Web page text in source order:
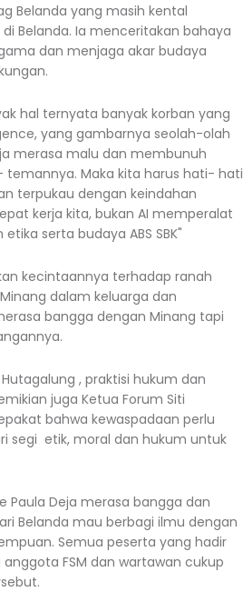
Belanda yang masih kental
Belanda. Ia menceritakan bahaya
dan menjaga akar budaya
hal ternyata banyak korban yang
yang gambarnya seolah-olah
merasa malu dan membunuh
Maka kita harus hati- hati
terpukau dengan keindahan
kerja kita, bukan AI memperalat
serta budaya ABS SBK"
kecintaannya terhadap ranah
dalam keluarga dan
bangga dengan Minang tapi
, praktisi hukum dan
juga Ketua Forum Siti
bahwa kewaspadaan perlu
segi etik, moral dan hukum untuk
Paula Deja merasa bangga dan
Belanda mau berbagi ilmu dengan
Semua peserta yang hadir
FSM dan wartawan cukup